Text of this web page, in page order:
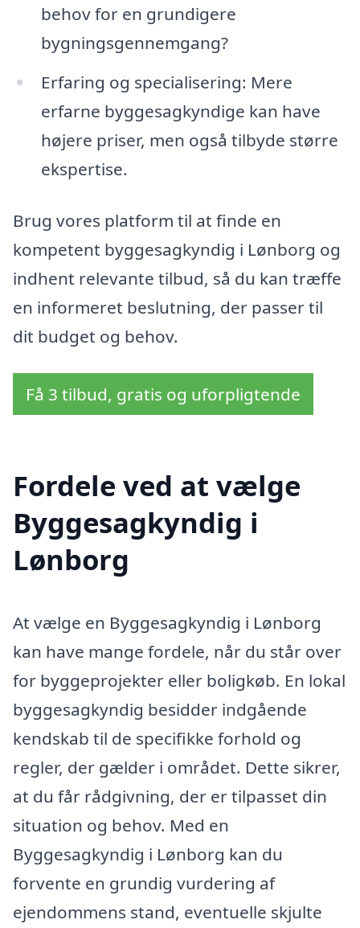
behov for en grundigere
bygningsgennemgang?
Erfaring og specialisering: Mere
erfarne byggesagkyndige kan have
højere priser, men også tilbyde større
ekspertise.
Brug vores platform til at finde en
kompetent byggesagkyndig i Lønborg og
indhent relevante tilbud, så du kan træffe
en informeret beslutning, der passer til
dit budget og behov.
Få 3 tilbud, gratis og uforpligtende
Fordele ved at vælge
Byggesagkyndig i
Lønborg
At vælge en Byggesagkyndig i Lønborg
kan have mange fordele, når du står over
for byggeprojekter eller boligkøb. En lokal
byggesagkyndig besidder indgående
kendskab til de specifikke forhold og
regler, der gælder i området. Dette sikrer,
at du får rådgivning, der er tilpasset din
situation og behov. Med en
Byggesagkyndig i Lønborg kan du
forvente en grundig vurdering af
ejendommens stand, eventuelle skjulte